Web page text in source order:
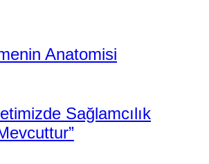
Anatomisi
Sağlamcılık